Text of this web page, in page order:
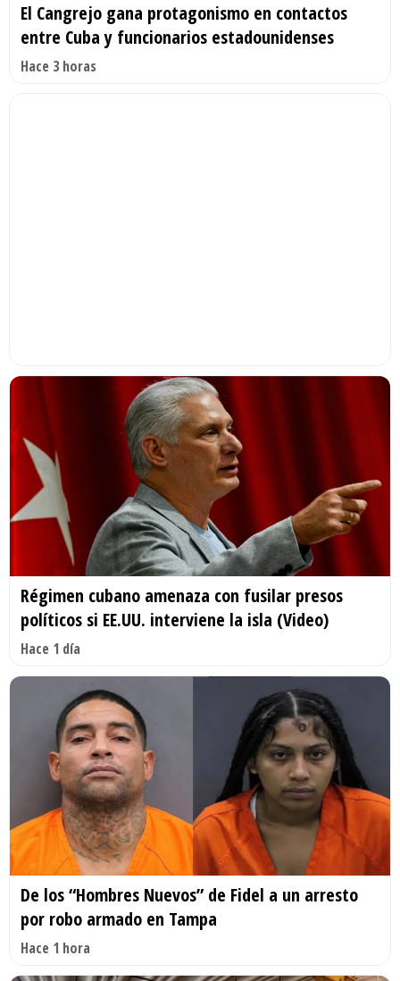
El Cangrejo gana protagonismo en contactos
entre Cuba y funcionarios estadounidenses
Hace 3 horas
Régimen cubano amenaza con fusilar presos
políticos si EE.UU. interviene la isla (Video)
Hace 1 día
De los “Hombres Nuevos” de Fidel a un arresto
por robo armado en Tampa
Hace 1 hora